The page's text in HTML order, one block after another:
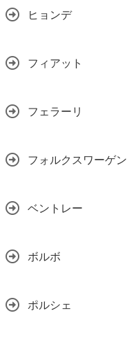
ヒョンデ
フィアット
フェラーリ
フォルクスワーゲン
ベントレー
ボルボ
ポルシェ